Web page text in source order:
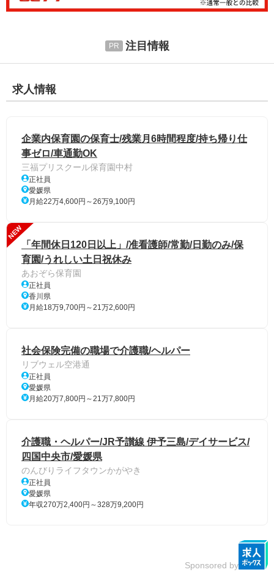
注目情報
求人情報
企業内保育園の保育士/残業月6時間程度/持ち帰り仕
事ゼロ/車通勤OK
三福プリスクール保育園中村
正社員
愛媛県
月給22万4,600円～26万9,100円
NEW
「年間休日120日以上」/准看護師/常勤/日勤のみ/保
育園/うれしい土日祝休み
あおぞら保育園
正社員
香川県
月給18万9,700円～21万2,600円
社会保険完備の職場で介護職/ヘルパー
リブウェル空港通
正社員
愛媛県
月給20万7,800円～21万7,800円
介護職・ヘルパー/JR予讃線 伊予三島/デイサービス/
四国中央市/愛媛県
のんびりライフタウンかがやき
正社員
愛媛県
年収270万2,400円～328万9,200円
Sponsored by